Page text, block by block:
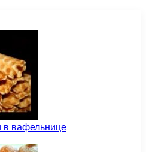
в вафельнице